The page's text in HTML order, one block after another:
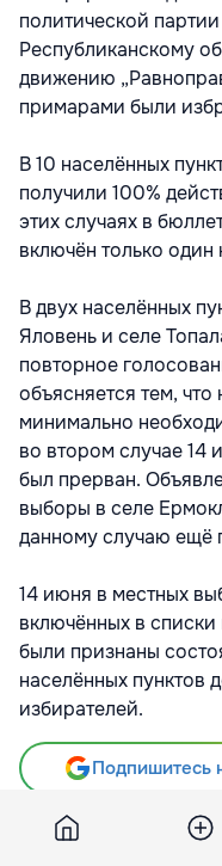
политической
Республиканскому
движению
примарами были
В 10 населённых
получили 100%
этих случаях в
включён только один
В двух населённых
Яловень и селе
повторное
объясняется тем,
минимально
во втором случае 14
был прерван.
выборы в селе
данному случаю ещё
14 июня в местных
включённых в
были признаны
населённых пунктов
избирателей.
Подпишитесь
Источник